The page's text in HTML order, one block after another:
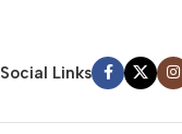
Social Links